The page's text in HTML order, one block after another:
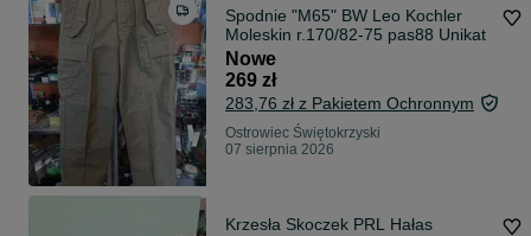
Spodnie "M65" BW Leo Kochler
Moleskin r.170/82-75 pas88 Unikat
Nowe
269 zł
283,76 zł z Pakietem Ochronnym
Ostrowiec Świętokrzyski
07 sierpnia 2026
Krzesła Skoczek PRL Hałas